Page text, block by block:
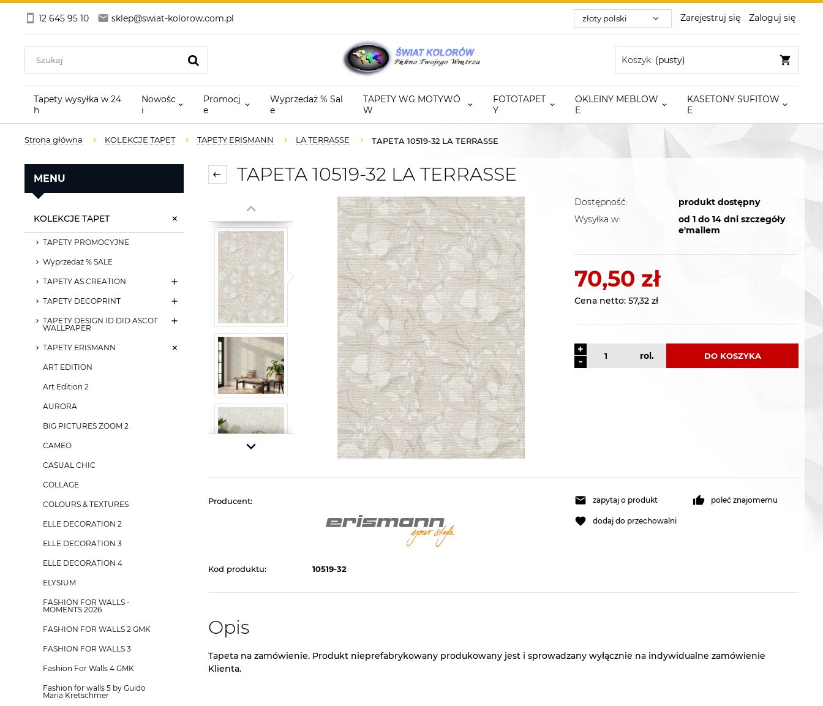
12 645 95 10 sklep@swiat-kolorow.com.pl Zarejestruj się Zaloguj się
Koszyk: (pusty)
Tapety wysyłka w 24
h
Nowośc
i
Promocj
e
Wyprzedaż % Sal
e
TAPETY WG MOTYWÓ
W
FOTOTAPET
Y
OKLEINY MEBLOW
E
KASETONY SUFITOW
E
Strona główna KOLEKCJE TAPET TAPETY ERISMANN LA TERRASSE TAPETA 10519-32 LA TERRASSE
MENU
KOLEKCJE TAPET
TAPETY PROMOCYJNE
Wyprzedaż % SALE
TAPETY AS CREATION
TAPETY DECOPRINT
TAPETY DESIGN ID DID ASCOT
WALLPAPER
TAPETY ERISMANN
ART EDITION
Art Edition 2
AURORA
BIG PICTURES ZOOM 2
CAMEO
CASUAL CHIC
COLLAGE
COLOURS & TEXTURES
ELLE DECORATION 2
ELLE DECORATION 3
ELLE DECORATION 4
ELYSIUM
FASHION FOR WALLS -
MOMENTS 2026
FASHION FOR WALLS 2 GMK
FASHION FOR WALLS 3
Fashion For Walls 4 GMK
Fashion for walls 5 by Guido
Maria Kretschmer
TAPETA 10519-32 LA TERRASSE
Dostępność:
produkt dostępny
Wysyłka w:
od 1 do 14 dni szczegóły
e'mailem
70,50 zł
Cena netto: 57,32 zł
-
+
rol. DO KOSZYKA
Producent:
Kod produktu: 10519-32
zapytaj o produkt poleć znajomemu
dodaj do przechowalni
Opis
Tapeta na zamówienie. Produkt nieprefabrykowany produkowany jest i sprowadzany wyłącznie na indywidualne zamówienie
Klienta.